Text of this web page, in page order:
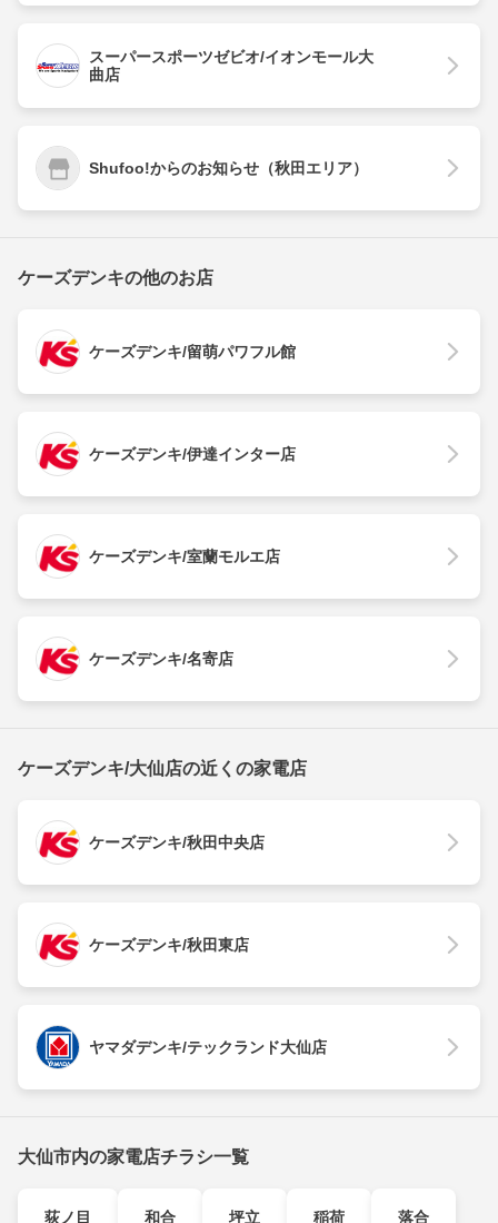
スーパースポーツゼビオ/イオンモール大
曲店
Shufoo!からのお知らせ（秋田エリア）
ケーズデンキの他のお店
ケーズデンキ/留萌パワフル館
ケーズデンキ/伊達インター店
ケーズデンキ/室蘭モルエ店
ケーズデンキ/名寄店
ケーズデンキ/大仙店の近くの家電店
ケーズデンキ/秋田中央店
ケーズデンキ/秋田東店
ヤマダデンキ/テックランド大仙店
大仙市内の家電店チラシ一覧
荻ノ目 和合 坪立 稲荷 落合